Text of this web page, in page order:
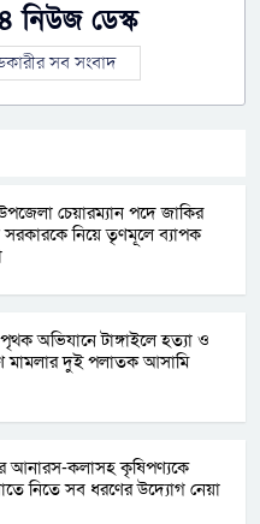
নিউজ ডেস্ক
সব সংবাদ
চেয়ারম্যান পদে জাকির
নিয়ে তৃণমূলে ব্যাপক
পৃথক অভিযানে টাঙ্গাইলে হত্যা ও
মামলার দুই পলাতক আসামি
আনারস-কলাসহ কৃষিপণ্যকে
নিতে সব ধরণের উদ্যোগ নেয়া